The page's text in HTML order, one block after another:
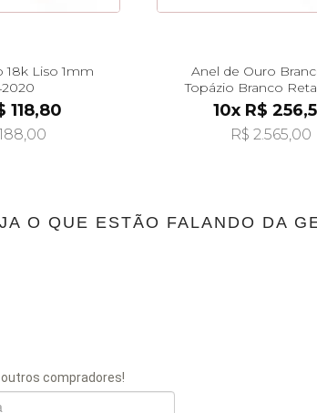
18k Liso 1mm
118,80
Anel de Ouro
Topázio Branco
an42017
10x R$
R$ 2.565,00
O QUE ESTÃO FALANDO DA
compradores!